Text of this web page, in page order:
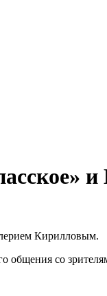
Кирилловым.
общения со